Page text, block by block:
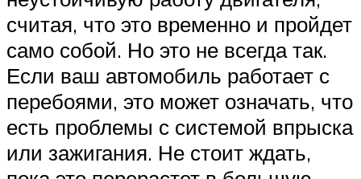
считая, что это временно и пройдет
само собой. Но это не всегда так.
Если ваш автомобиль работает с
перебоями, это может означать, что
есть проблемы с системой впрыска
или зажигания. Не стоит ждать,